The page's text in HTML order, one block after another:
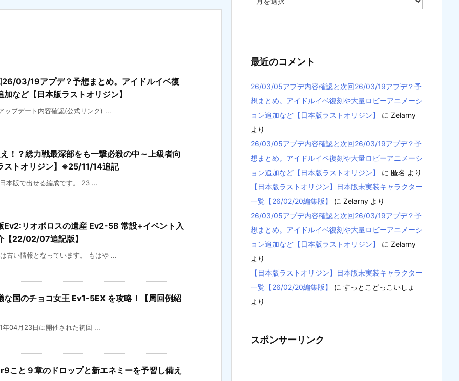
03/19アプデ？予想まとめ。アイドルイベ復
など【日本版ラストオリジン】
プデート内容確認(公式リンク) ...
！？総力戦最深部をも一撃必殺の中～上級者向
ストオリジン】※25/11/14追記
本版で出せる編成です。 23 ...
Ev2:リオボロスの遺産 Ev2-5B 常設+イベント入
【22/02/07追記版】
古い情報となっています。 もはや ...
な国のチョコ女王 Ev1-5EX を攻略！【周回例紹
04月23日に開催された初回 ...
こと９章のドロップと新エネミーを予習し備え
ー
最近のコメント
26/03/05アプデ内容確認と次回26/03/19アプデ？予
想まとめ。アイドルイベ復刻や大量ロビーアニメーシ
ョン追加など【日本版ラストオリジン】
に Zelarny
より
26/03/05アプデ内容確認と次回26/03/19アプデ？予
想まとめ。アイドルイベ復刻や大量ロビーアニメーシ
ョン追加など【日本版ラストオリジン】
に 匿名 より
【日本版ラストオリジン】日本版未実装キャラクター
一覧【26/02/20編集版】
に Zelarny より
26/03/05アプデ内容確認と次回26/03/19アプデ？予
想まとめ。アイドルイベ復刻や大量ロビーアニメーシ
ョン追加など【日本版ラストオリジン】
に Zelarny
より
【日本版ラストオリジン】日本版未実装キャラクター
一覧【26/02/20編集版】
に すっとこどっこいしょ
より
スポンサーリンク